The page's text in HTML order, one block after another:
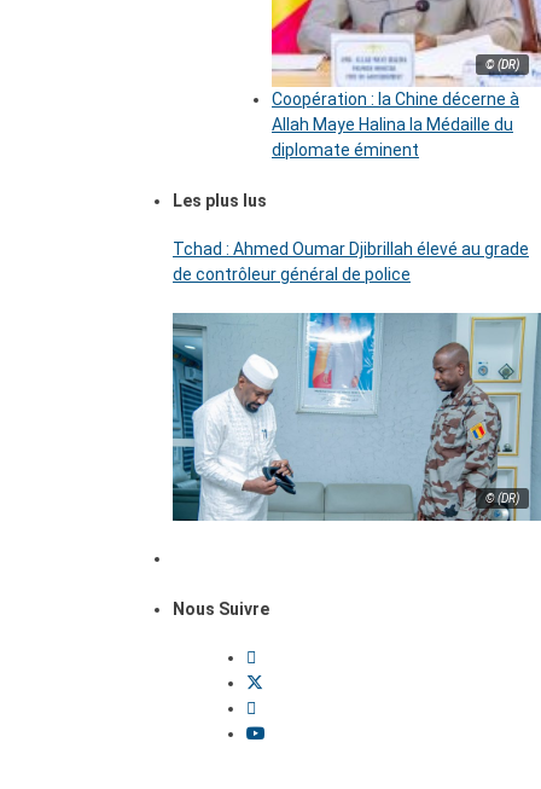
© (DR)
Coopération : la Chine décerne à
Allah Maye Halina la Médaille du
diplomate éminent
Les plus lus
Tchad : Ahmed Oumar Djibrillah élevé au grade
de contrôleur général de police
© (DR)
Nous Suivre